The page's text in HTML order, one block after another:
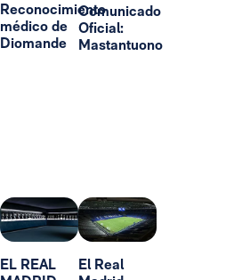
Reconocimiento
médico de
Diomande
Comunicado
Oficial:
Mastantuono
EL REAL
El Real